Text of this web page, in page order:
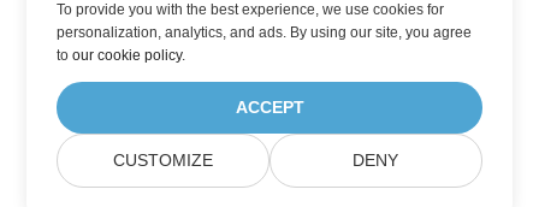
To provide you with the best experience, we use cookies for
personalization, analytics, and ads. By using our site, you agree
toour cookie policy.
ACCEPT
CUSTOMIZE DENY